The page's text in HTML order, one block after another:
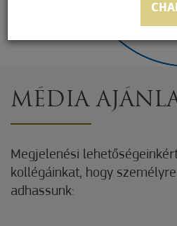
MÉDIA
Megjelenési
kollégáinkat, hogy
adhassunk: